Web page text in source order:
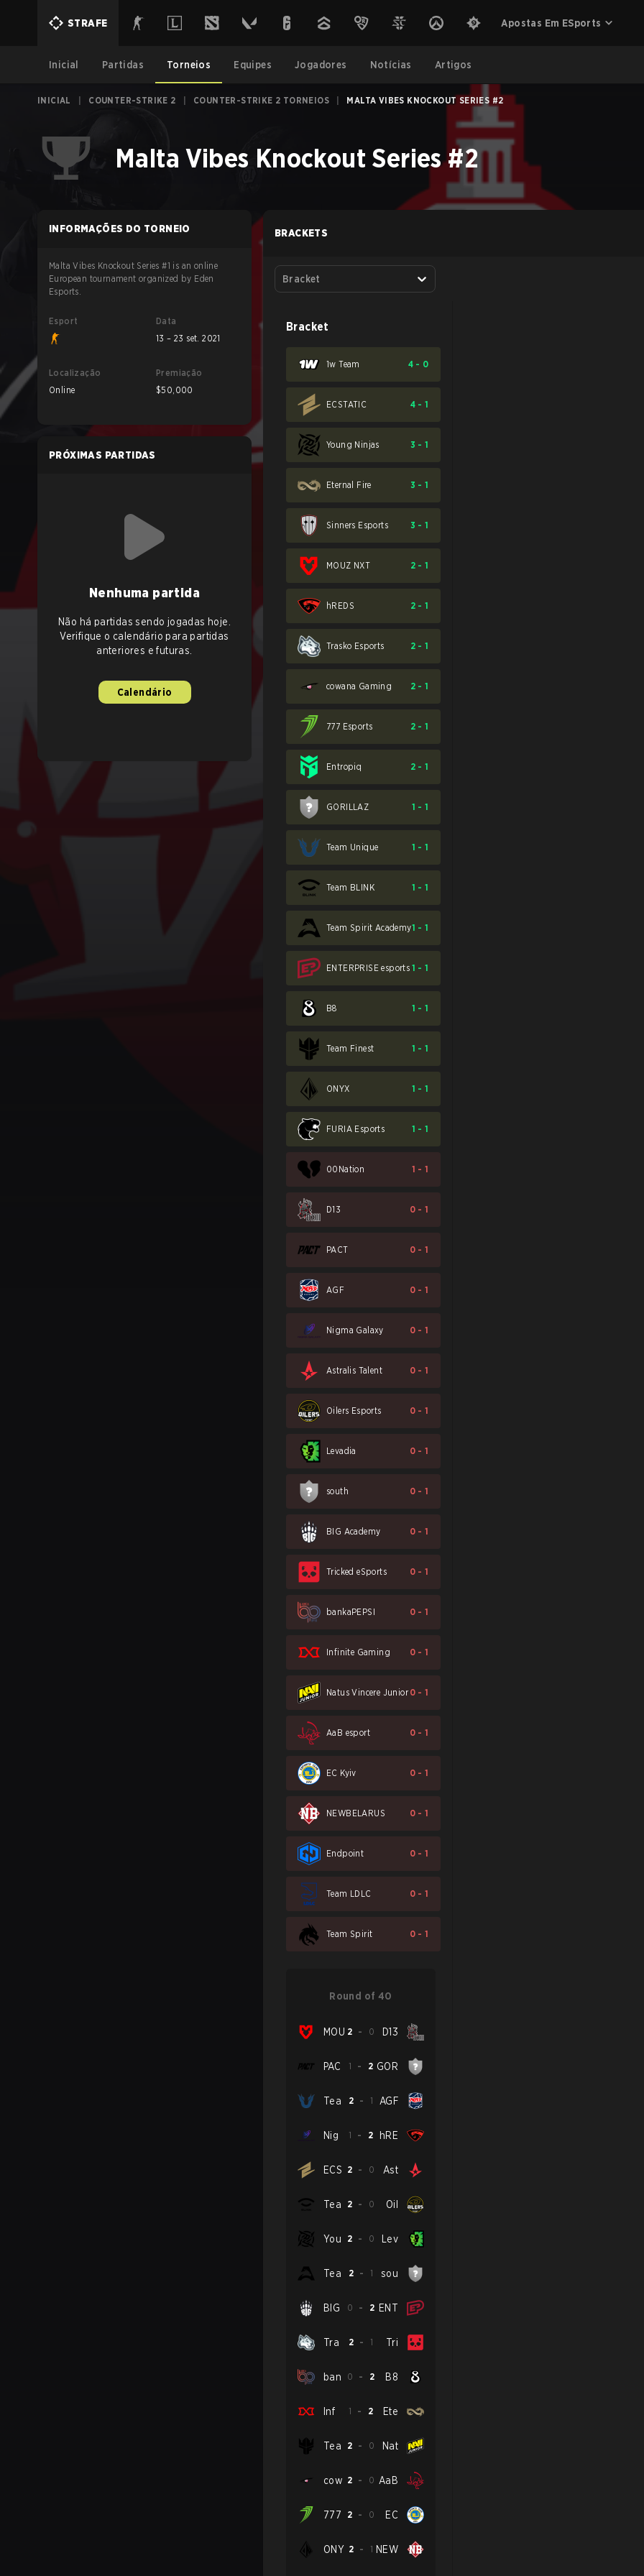
STRAFE Apostas Em ESports
Inicial Partidas Torneios Equipes Jogadores Notícias Artigos
INICIAL COUNTER-STRIKE 2 COUNTER-STRIKE 2 TORNEIOS MALTA VIBES KNOCKOUT SERIES #2
Malta Vibes Knockout Series #2
INFORMAÇÕES DO TORNEIO
Malta Vibes Knockout Series #1 is an online
European tournament organized by Eden
Esports.
Esport
Data
13 – 23 set. 2021
Localização
Online
Premiação
$50,000
PRÓXIMAS PARTIDAS
Nenhuma partida
Não há partidas sendo jogadas hoje.
Verifique o calendário para partidas
anteriores e futuras.
Calendário
BRACKETS
Bracket
Bracket
1w Team 4 - 0
ECSTATIC 4 -1
Young Ninjas 3 -1
Eternal Fire 3 -1
Sinners Esports 3 -1
MOUZ NXT 2 -1
hREDS 2 -1
Trasko Esports 2 -1
cowana Gaming 2 -1
777 Esports 2 -1
Entropiq 2 -1
GORILLAZ 1 -1
Team Unique 1 -1
Team BLINK 1 -1
Team Spirit Academy1 -1
ENTERPRISE esports 1 -1
B8 1 -1
Team Finest 1 -1
ONYX 1 -1
FURIA Esports 1 -1
00Nation 1 -1
D13 0 -1
PACT 0 -1
AGF 0 -1
Nigma Galaxy 0 -1
Astralis Talent 0 -1
Oilers Esports 0 -1
Levadia 0 -1
south 0 -1
BIG Academy 0 -1
Tricked eSports 0 -1
bankaPEPSI 0 -1
Infinite Gaming 0 -1
Natus Vincere Junior 0 -1
AaB esport 0 -1
EC Kyiv 0 -1
NEWBELARUS 0 -1
Endpoint 0 -1
Team LDLC 0 -1
Team Spirit 0 -1
Round of 40
MOU 2 - 0 D13
PAC 1 - 2 GOR
Tea 2 - 1 AGF
Nig 1 - 2 hRE
ECS 2 - 0 Ast
Tea 2 - 0 Oil
You 2 - 0 Lev
Tea 2 - 1 sou
BIG 0 - 2 ENT
Tra 2 - 1 Tri
ban 0 - 2 B8
Inf 1 - 2 Ete
Tea 2 - 0 Nat
cow 2 - 0 AaB
777 2 - 0 EC
ONY 2 - 1 NEW